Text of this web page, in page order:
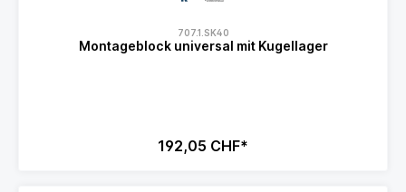
707.1.SK40
Montageblock universal mit Kugellager
192,05 CHF*